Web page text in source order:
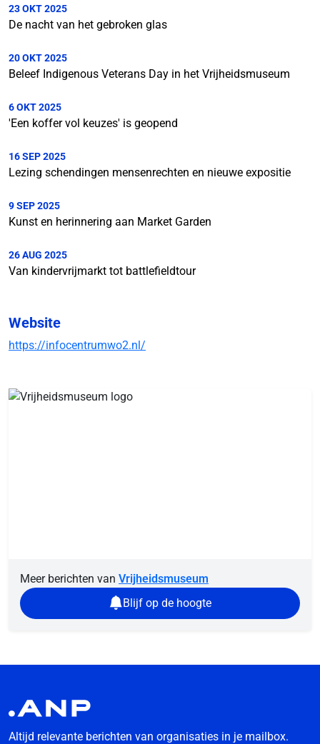
23 OKT 2025
De nacht van het gebroken glas
20 OKT 2025
Beleef Indigenous Veterans Day in het Vrijheidsmuseum
6 OKT 2025
'Een koffer vol keuzes' is geopend
16 SEP 2025
Lezing schendingen mensenrechten en nieuwe expositie
9 SEP 2025
Kunst en herinnering aan Market Garden
26 AUG 2025
Van kindervrijmarkt tot battlefieldtour
Website
https://infocentrumwo2.nl/
Meer berichten van Vrijheidsmuseum
Blijf op de hoogte
Altijd relevante berichten van organisaties in je mailbox.